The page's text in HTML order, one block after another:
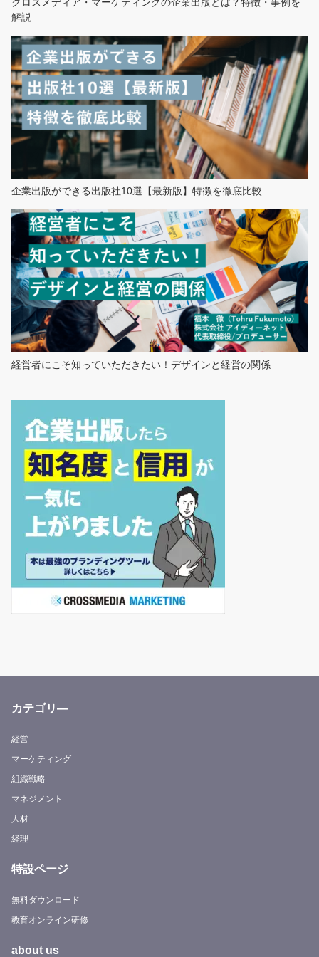
解説
企業出版ができる出版社10選【最新版】特徴を徹底比較
経営者にこそ知っていただきたい！デザインと経営の関係
カテゴリ―
経営
マーケティング
組織戦略
マネジメント
人材
経理
特設ページ
無料ダウンロード
教育オンライン研修
about us